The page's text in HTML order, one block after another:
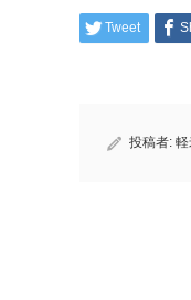
Tweet
投稿者: 軽